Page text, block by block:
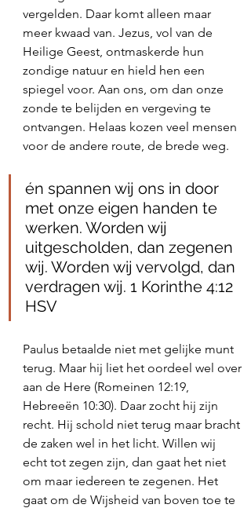
vergelden. Daar komt alleen maar
meer kwaad van. Jezus, vol van de
Heilige Geest, ontmaskerde hun
zondige natuur en hield hen een
spiegel voor. Aan ons, om dan onze
zonde te belijden en vergeving te
ontvangen. Helaas kozen veel mensen
voor de andere route, de brede weg.
én spannen wij ons in door
met onze eigen handen te
werken. Worden wij
uitgescholden, dan zegenen
wij. Worden wij vervolgd, dan
verdragen wij. 1 Korinthe‬ ‭4‬:‭12‬
‭HSV‬‬
Paulus betaalde niet met gelijke munt
terug. Maar hij liet het oordeel wel over
aan de Here (Romeinen 12:19,
Hebreeën 10:30). Daar zocht hij zijn
recht. Hij schold niet terug maar bracht
de zaken wel in het licht. Willen wij
echt tot zegen zijn, dan gaat het niet
om maar iedereen te zegenen. Het
gaat om de Wijsheid van boven toe te